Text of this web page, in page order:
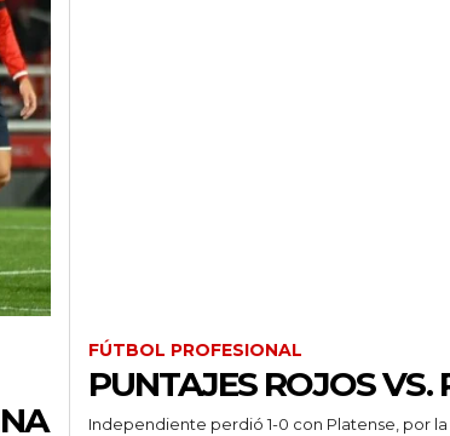
FÚTBOL PROFESIONAL
PUNTAJES ROJOS VS.
Independiente perdió 1-0 con Platense, por